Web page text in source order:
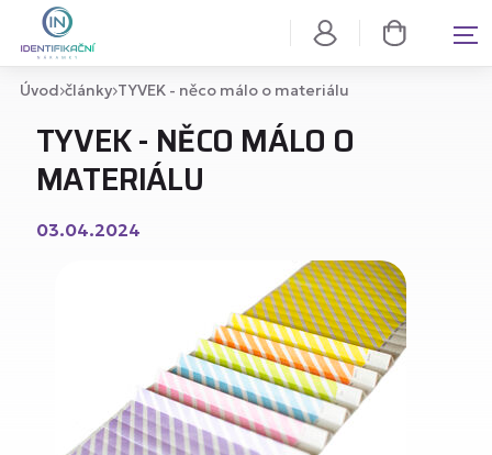
Úvod články TYVEK - něco málo o materiálu
TYVEK - NĚCO MÁLO O
MATERIÁLU
03.04.2024